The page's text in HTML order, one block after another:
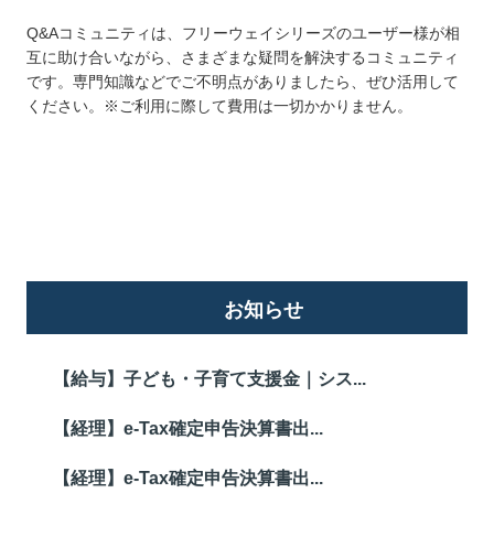
Q&Aコミュニティは、フリーウェイシリーズのユーザー様が相
互に助け合いながら、さまざまな疑問を解決するコミュニティ
です。専門知識などでご不明点がありましたら、ぜひ活用して
ください。※ご利用に際して費用は一切かかりません。
お知らせ
【給与】子ども・子育て支援金｜シス...
【経理】e-Tax確定申告決算書出...
【経理】e-Tax確定申告決算書出...